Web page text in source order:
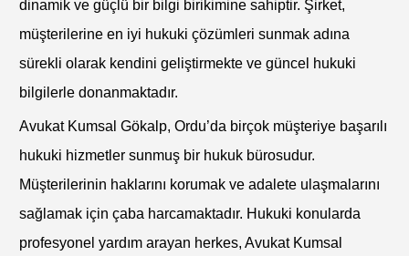
dinamik ve güçlü bir bilgi birikimine sahiptir. Şirket,
müşterilerine en iyi hukuki çözümleri sunmak adına
sürekli olarak kendini geliştirmekte ve güncel hukuki
bilgilerle donanmaktadır.
Avukat Kumsal Gökalp, Ordu’da birçok müşteriye başarılı
hukuki hizmetler sunmuş bir hukuk bürosudur.
Müşterilerinin haklarını korumak ve adalete ulaşmalarını
sağlamak için çaba harcamaktadır. Hukuki konularda
profesyonel yardım arayan herkes, Avukat Kumsal